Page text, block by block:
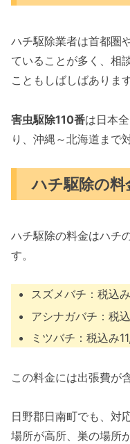
ハチ駆除業者は首都圏
ていることが多く、相
こともしばしばあります
害虫駆除110番は日本
り、沖縄～北海道まで
ハチ駆除の
ハチ駆除の料金はハチ
す。
スズメバチ：税込
アシナガバチ：税
ミツバチ：税込み
この料金には出張費が
日野郡日南町でも、対
場所が高所、巣の場所